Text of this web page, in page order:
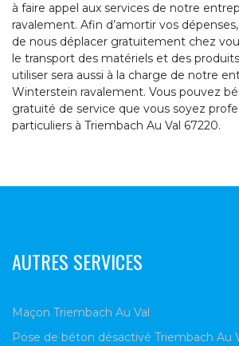
à faire appel aux services de notre
ravalement. Afin d’amortir vos
de nous déplacer gratuitement chez
le transport des matériels et des
utiliser sera aussi à la charge de notre
Winterstein ravalement. Vous pouvez
gratuité de service que vous soyez
particuliers à Triembach Au Val 67220.
AUTRES SERVICES
Maçon Triembach Au Val
Pose de béton désactivé Triembach Au